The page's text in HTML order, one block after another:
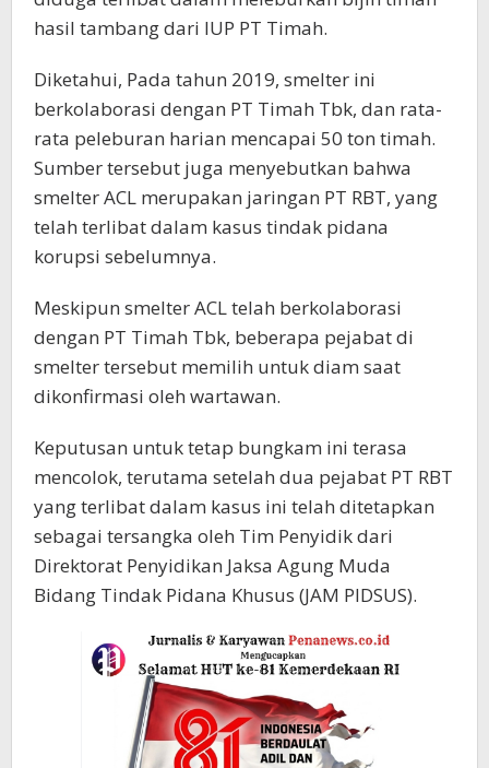
hasil tambang dari IUP PT Timah.
Diketahui, Pada tahun 2019, smelter ini
berkolaborasi dengan PT Timah Tbk, dan rata-
rata peleburan harian mencapai 50 ton timah.
Sumber tersebut juga menyebutkan bahwa
smelter ACL merupakan jaringan PT RBT, yang
telah terlibat dalam kasus tindak pidana
korupsi sebelumnya.
Meskipun smelter ACL telah berkolaborasi
dengan PT Timah Tbk, beberapa pejabat di
smelter tersebut memilih untuk diam saat
dikonfirmasi oleh wartawan.
Keputusan untuk tetap bungkam ini terasa
mencolok, terutama setelah dua pejabat PT RBT
yang terlibat dalam kasus ini telah ditetapkan
sebagai tersangka oleh Tim Penyidik dari
Direktorat Penyidikan Jaksa Agung Muda
Bidang Tindak Pidana Khusus (JAM PIDSUS).